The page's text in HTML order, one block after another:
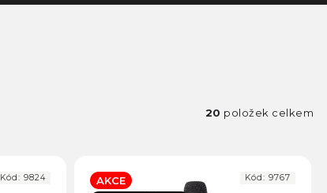
20 položek celkem
Kód:9824
AKCE
Kód: 9767